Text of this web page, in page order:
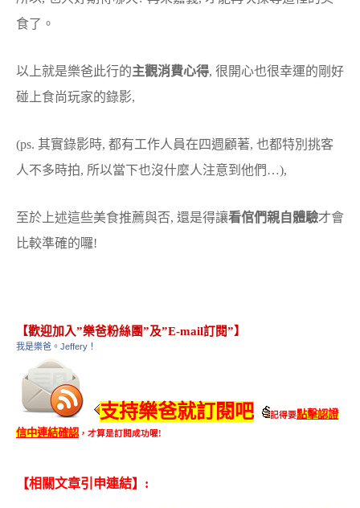
食了。
以上就是樂爸此行的主觀消費心得, 很開心也很幸運的剛好
碰上食尚玩家的錄影,
(ps. 其實錄影時, 都有工作人員在四週顧著, 也都特別挑客
人不多時拍, 所以當下也沒什麼人注意到他們…),
至於上述這些美食推薦與否, 還是得讓看倌們親自體驗才會
比較準確的囉!
【歡迎加入”樂爸粉絲團”及”E-mail訂閱”】
我是樂爸。Jeffery！
支持樂爸就訂閱吧 記得要點擊認證
信中連結確認，才算是訂閱成功喔!
【相關文章引申連結】: